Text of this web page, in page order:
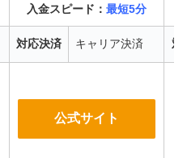
入金スピード： 最短5分
対応決済 キャリア決済 対
公式サイト